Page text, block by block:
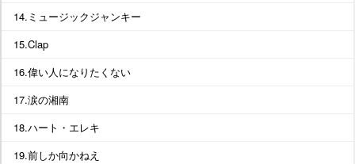
14.ミュージックジャンキー
15.Clap
16.偉い人になりたくない
17.涙の湘南
18.ハート・エレキ
19.前しか向かねえ